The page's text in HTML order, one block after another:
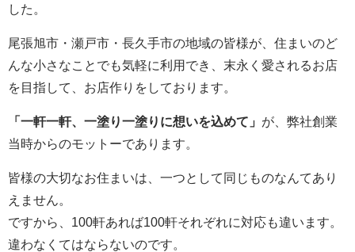
した。
尾張旭市・瀬戸市・長久手市の地域の皆様が、住まいのど
んな小さなことでも気軽に利用でき、末永く愛されるお店
を目指して、お店作りをしております。
「一軒一軒、一塗り一塗りに想いを込めて」 が、弊社創業
当時からのモットーであります。
皆様の大切なお住まいは、一つとして同じものなんてあり
えません。
ですから、100軒あれば100軒それぞれに対応も違います。
違わなくてはならないのです。